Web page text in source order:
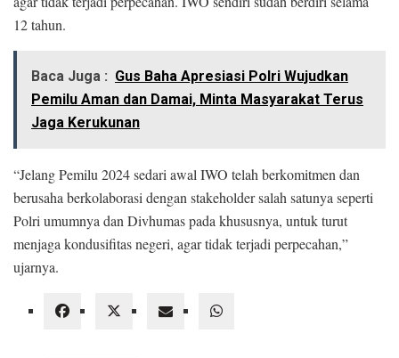
12 tahun.
Baca Juga : Gus Baha Apresiasi Polri Wujudkan
Pemilu Aman dan Damai, Minta Masyarakat Terus
Jaga Kerukunan
“Jelang Pemilu 2024 sedari awal IWO telah berkomitmen dan
berusaha berkolaborasi dengan stakeholder salah satunya seperti
Polri umumnya dan Divhumas pada khususnya, untuk turut
menjaga kondusifitas negeri, agar tidak terjadi perpecahan,”
ujarnya.